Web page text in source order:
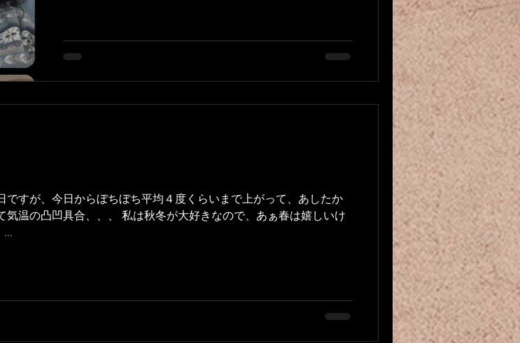
すが、今日からぼちぼち平均４度くらいまで上がって、あしたか
温の凸凹具合、、、 私は秋冬が大好きなので、あぁ春は嬉しいけ
...